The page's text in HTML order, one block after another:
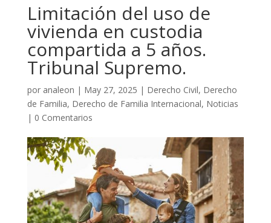
Limitación del uso de
vivienda en custodia
compartida a 5 años.
Tribunal Supremo.
por analeon | May 27, 2025 | Derecho Civil, Derecho
de Familia, Derecho de Familia Internacional, Noticias
| 0 Comentarios